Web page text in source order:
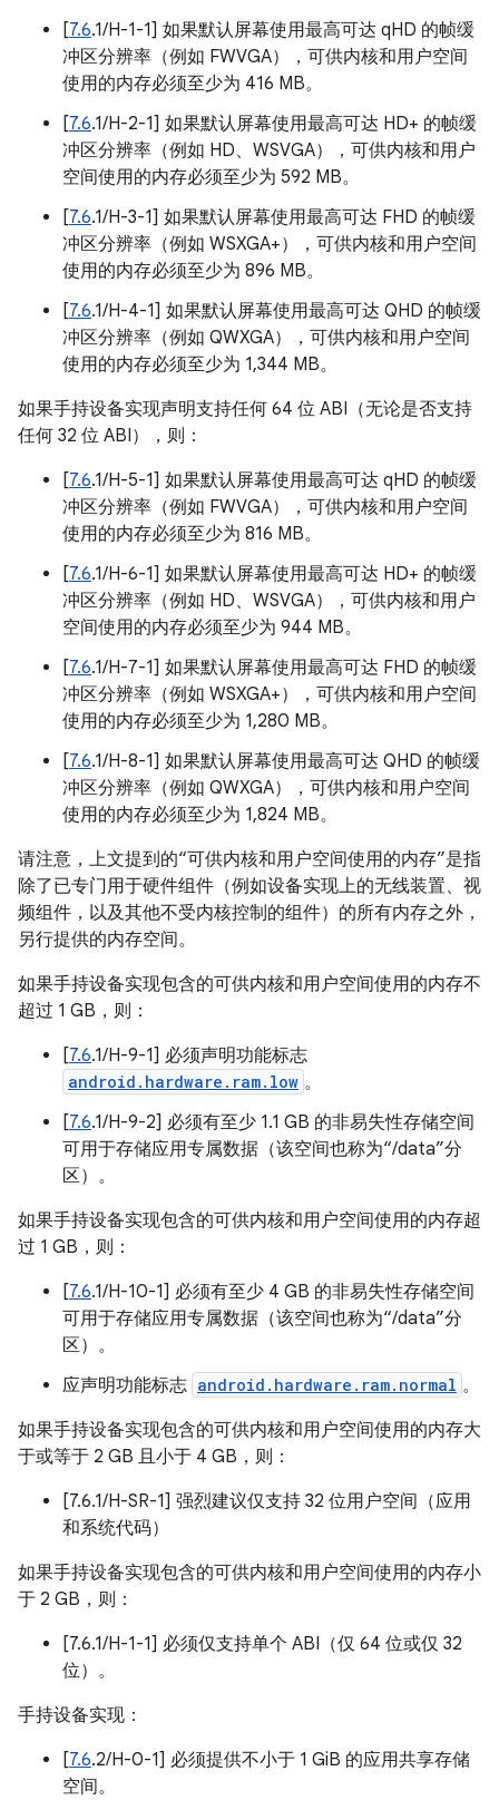
[7.6.1/H-1-1] 如果默认屏幕使用最高可达 qHD 的帧缓
冲区分辨率（例如 FWVGA），可供内核和用户空间
使用的内存必须至少为 416 MB。
[7.6.1/H-2-1] 如果默认屏幕使用最高可达 HD+ 的帧缓
冲区分辨率（例如 HD、WSVGA），可供内核和用户
空间使用的内存必须至少为 592 MB。
[7.6.1/H-3-1] 如果默认屏幕使用最高可达 FHD 的帧缓
冲区分辨率（例如 WSXGA+），可供内核和用户空间
使用的内存必须至少为 896 MB。
[7.6.1/H-4-1] 如果默认屏幕使用最高可达 QHD 的帧缓
冲区分辨率（例如 QWXGA），可供内核和用户空间
使用的内存必须至少为 1,344 MB。
如果手持设备实现声明支持任何 64 位 ABI（无论是否支持
任何 32 位 ABI），则：
[7.6.1/H-5-1] 如果默认屏幕使用最高可达 qHD 的帧缓
冲区分辨率（例如 FWVGA），可供内核和用户空间
使用的内存必须至少为 816 MB。
[7.6.1/H-6-1] 如果默认屏幕使用最高可达 HD+ 的帧缓
冲区分辨率（例如 HD、WSVGA），可供内核和用户
空间使用的内存必须至少为 944 MB。
[7.6.1/H-7-1] 如果默认屏幕使用最高可达 FHD 的帧缓
冲区分辨率（例如 WSXGA+），可供内核和用户空间
使用的内存必须至少为 1,280 MB。
[7.6.1/H-8-1] 如果默认屏幕使用最高可达 QHD 的帧缓
冲区分辨率（例如 QWXGA），可供内核和用户空间
使用的内存必须至少为 1,824 MB。
请注意，上文提到的“可供内核和用户空间使用的内存”是指
除了已专门用于硬件组件（例如设备实现上的无线装置、视
频组件，以及其他不受内核控制的组件）的所有内存之外，
另行提供的内存空间。
如果手持设备实现包含的可供内核和用户空间使用的内存不
超过 1 GB，则：
[7.6.1/H-9-1] 必须声明功能标志
android.hardware.ram.low 。
[7.6.1/H-9-2] 必须有至少 1.1 GB 的非易失性存储空间
可用于存储应用专属数据（该空间也称为“/data”分
区）。
如果手持设备实现包含的可供内核和用户空间使用的内存超
过 1 GB，则：
[7.6.1/H-10-1] 必须有至少 4 GB 的非易失性存储空间
可用于存储应用专属数据（该空间也称为“/data”分
区）。
应声明功能标志 android.hardware.ram.normal 。
如果手持设备实现包含的可供内核和用户空间使用的内存大
于或等于 2 GB 且小于 4 GB，则：
[7.6.1/H-SR-1] 强烈建议仅支持 32 位用户空间（应用
和系统代码）
如果手持设备实现包含的可供内核和用户空间使用的内存小
于 2 GB，则：
[7.6.1/H-1-1] 必须仅支持单个 ABI（仅 64 位或仅 32
位）。
手持设备实现：
[7.6.2/H-0-1] 必须提供不小于 1 GiB 的应用共享存储
空间。